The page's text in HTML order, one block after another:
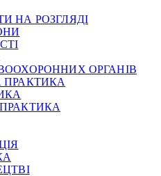
НА РОЗГЛЯДІ
ОРГАНІВ
ПРАКТИКА